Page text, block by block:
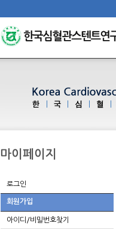
마이페이지
로그인
회원가입
아이디/비밀번호찾기